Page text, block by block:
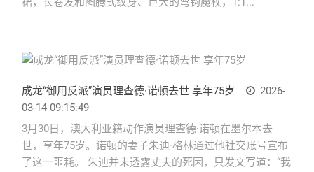
成龙“御用反派”演员理查德·诺顿去世 享年75岁
2026-
03-14 09:15:49
3月30日，澳大利亚籍动作演员理查德·诺顿在墨尔本去
世，享年75岁。诺顿的妻子朱迪·格林通过他社交账号宣布
了这一噩耗。 朱迪并未透露丈夫的死因，只发文写道：“我